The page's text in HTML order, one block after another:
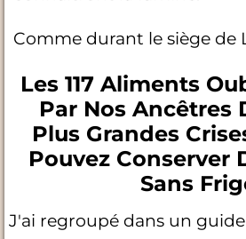
Comme durant le siège de
Les 117 Aliments
Par Nos Ancêtres
Plus Grandes
Pouvez Conserver
Sans
J'ai regroupé dans un guide